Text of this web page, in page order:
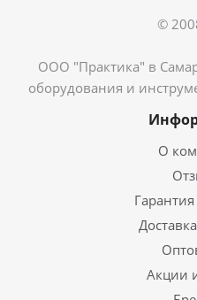
©
ООО "Практика" в
оборудования и
О
Акции